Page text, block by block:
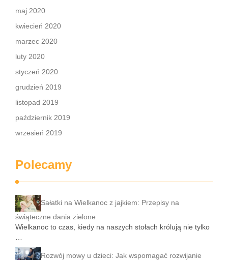
maj 2020
kwiecień 2020
marzec 2020
luty 2020
styczeń 2020
grudzień 2019
listopad 2019
październik 2019
wrzesień 2019
Polecamy
Sałatki na Wielkanoc z jajkiem: Przepisy na
świąteczne dania zielone
Wielkanoc to czas, kiedy na naszych stołach królują nie tylko
Rozwój mowy u dzieci: Jak wspomagać rozwijanie